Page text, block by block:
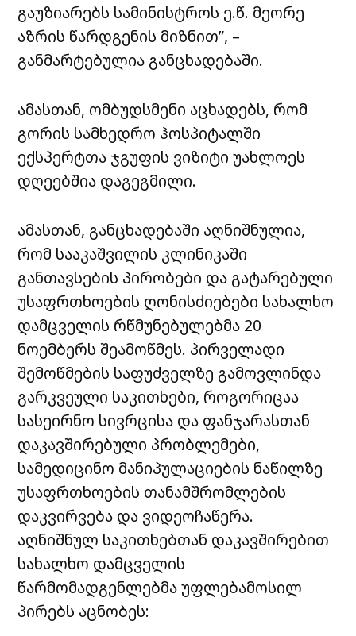
გაუზიარებს სამინისტროს ე.წ. მეორე
აზრის წარდგენის მიზნით”, –
განმარტებულია განცხადებაში.
ამასთან, ომბუდსმენი აცხადებს, რომ
გორის სამხედრო ჰოსპიტალში
ექსპერტთა ჯგუფის ვიზიტი უახლოეს
დღეებშია დაგეგმილი.
ამასთან, განცხადებაში აღნიშნულია,
რომ სააკაშვილის კლინიკაში
განთავსების პირობები და გატარებული
უსაფრთხოების ღონისძიებები სახალხო
დამცველის რწმუნებულებმა 20
ნოემბერს შეამოწმეს. პირველადი
შემოწმების საფუძველზე გამოვლინდა
გარკვეული საკითხები, როგორიცაა
სასეირნო სივრცისა და ფანჯარასთან
დაკავშირებული პრობლემები,
სამედიცინო მანიპულაციების ნაწილზე
უსაფრთხოების თანამშრომლების
დაკვირვება და ვიდეოჩაწერა.
აღნიშნულ საკითხებთან დაკავშირებით
სახალხო დამცველის
წარმომადგენლებმა უფლებამოსილ
პირებს აცნობეს: